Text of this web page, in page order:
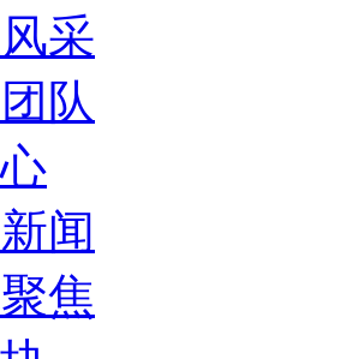
采
队
闻
焦